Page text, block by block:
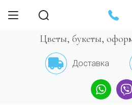
Доставка
Цветы, букеты,